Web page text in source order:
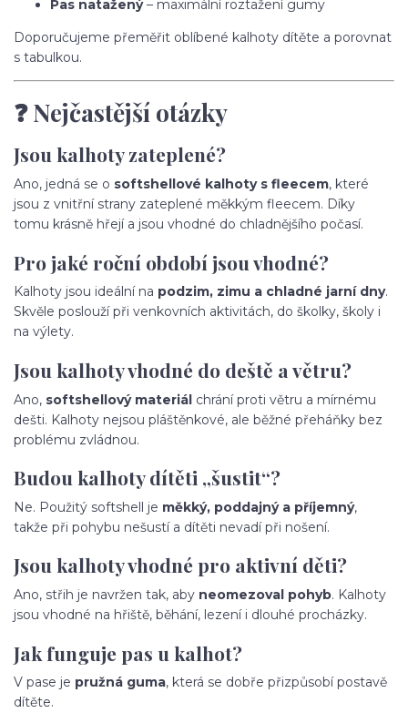
Pas natažený– maximální roztažení gumy
Doporučujeme přeměřit oblíbené kalhoty dítěte a porovnat
s tabulkou.
❓ Nejčastější otázky
Jsou kalhoty zateplené?
Ano, jedná se o softshellové kalhoty s fleecem, které
jsou z vnitřní strany zateplené měkkým fleecem. Díky
tomu krásně hřejí a jsou vhodné do chladnějšího počasí.
Pro jaké roční období jsou vhodné?
Kalhoty jsou ideální na podzim, zimu a chladné jarní dny.
Skvěle poslouží při venkovních aktivitách, do školky, školy i
na výlety.
Jsou kalhoty vhodné do deště a větru?
Ano, softshellový materiál chrání proti větru a mírnému
dešti. Kalhoty nejsou pláštěnkové, ale běžné přeháňky bez
problému zvládnou.
Budou kalhoty dítěti „šustit“?
Ne. Použitý softshell je měkký, poddajný a příjemný,
takže při pohybu nešustí a dítěti nevadí při nošení.
Jsou kalhoty vhodné pro aktivní děti?
Ano, střih je navržen tak, aby neomezoval pohyb. Kalhoty
jsou vhodné na hřiště, běhání, lezení i dlouhé procházky.
Jak funguje pas u kalhot?
V pase je pružná guma, která se dobře přizpůsobí postavě
dítěte.